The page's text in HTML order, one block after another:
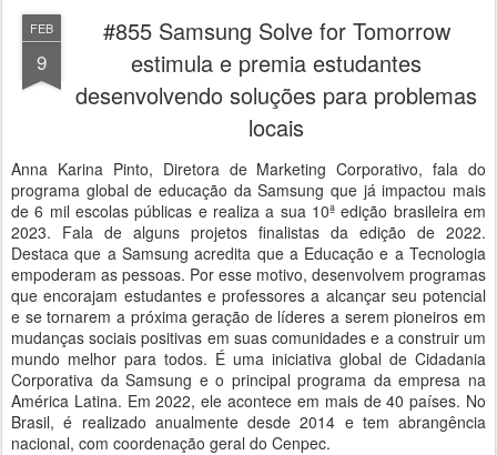
FEB
9
#855 Samsung Solve for Tomorrow
estimula e premia estudantes
desenvolvendo soluções para problemas
locais
Anna Karina Pinto, Diretora de Marketing Corporativo, fala do
programa global de educação da Samsung que já impactou mais
de 6 mil escolas públicas e realiza a sua 10ª edição brasileira em
2023. Fala de alguns projetos finalistas da edição de 2022.
Destaca que a Samsung acredita que a Educação e a Tecnologia
empoderam as pessoas. Por esse motivo, desenvolvem programas
que encorajam estudantes e professores a alcançar seu potencial
e se tornarem a próxima geração de líderes a serem pioneiros em
mudanças sociais positivas em suas comunidades e a construir um
mundo melhor para todos. É uma iniciativa global de Cidadania
Corporativa da Samsung e o principal programa da empresa na
América Latina. Em 2022, ele acontece em mais de 40 países. No
Brasil, é realizado anualmente desde 2014 e tem abrangência
nacional, com coordenação geral do Cenpec.